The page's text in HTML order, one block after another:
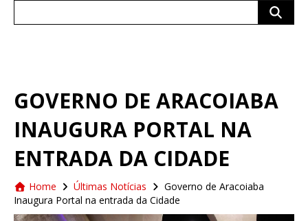
GOVERNO DE ARACOIABA
INAUGURA PORTAL NA
ENTRADA DA CIDADE
Home Últimas Notícias
Governo de Aracoiaba
Inaugura Portal na entrada da Cidade